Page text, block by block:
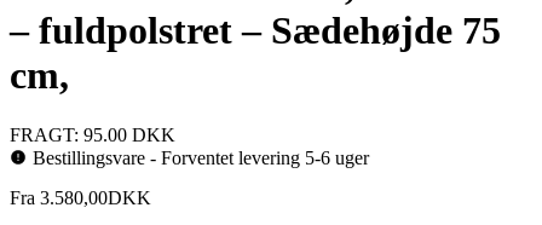
– fuldpolstret – Sædehøjde 75
cm,
FRAGT: 95.00 DKK
Bestillingsvare - Forventet levering 5-6 uger
Fra 3.580,00DKK